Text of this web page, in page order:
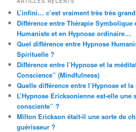
L’infini… c’est vraiment très très
Différence entre Thérapie Symbolique
Humaniste et en Hypnose ordinaire…
Quel différence entre Hypnose
Spirituelle ?
Différence entre l’Hypnose et la
Conscience” (Mindfulness)
Quelle différence entre l’Hypnose et
L’Hypnose Ericksonienne est-elle une
consciente” ?
Milton Erickson était-il une sorte de
guérisseur ?